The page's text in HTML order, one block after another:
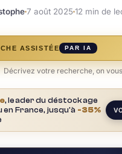
7 août 2025 12 min de
ASSISTÉE PAR IA
Décrivez votre recherche, on
, leader du déstockage
en France, jusqu'à -35%